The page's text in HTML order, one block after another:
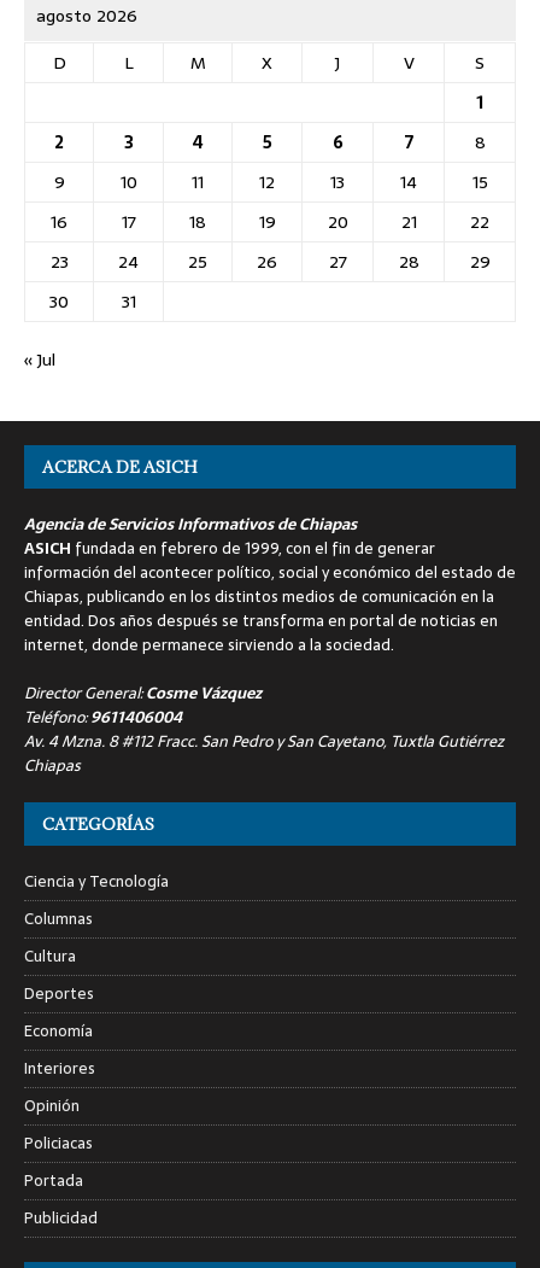
agosto 2026
D
L M X J V
S
1
2
3 4 5 6 7
8
9
10 11 12 13 14
15
16
17 18 19 20 21
22
23
24 25 26 27 28
29
30
31
« Jul
ACERCA DE ASICH
Agencia de Servicios Informativos de Chiapas
ASICH fundada en febrero de 1999, con el fin de generar
información del acontecer político, social y económico del estado de
Chiapas, publicando en los distintos medios de comunicación en la
entidad. Dos años después se transforma en portal de noticias en
internet, donde permanece sirviendo a la sociedad.
Director General:Cosme Vázquez
Teléfono:9611406004
Av. 4 Mzna. 8 #112 Fracc. San Pedro y San Cayetano, Tuxtla Gutiérrez
Chiapas
CATEGORÍAS
Ciencia y Tecnología
Columnas
Cultura
Deportes
Economía
Interiores
Opinión
Policiacas
Portada
Publicidad